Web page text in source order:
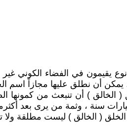
نوع يقيمون في الفضاء الكوني
، يمكن أن نطلق عليها مجازاً اسم
( الخالق ) أن تنبعث من
سنة ، وثمة من يرى بعد